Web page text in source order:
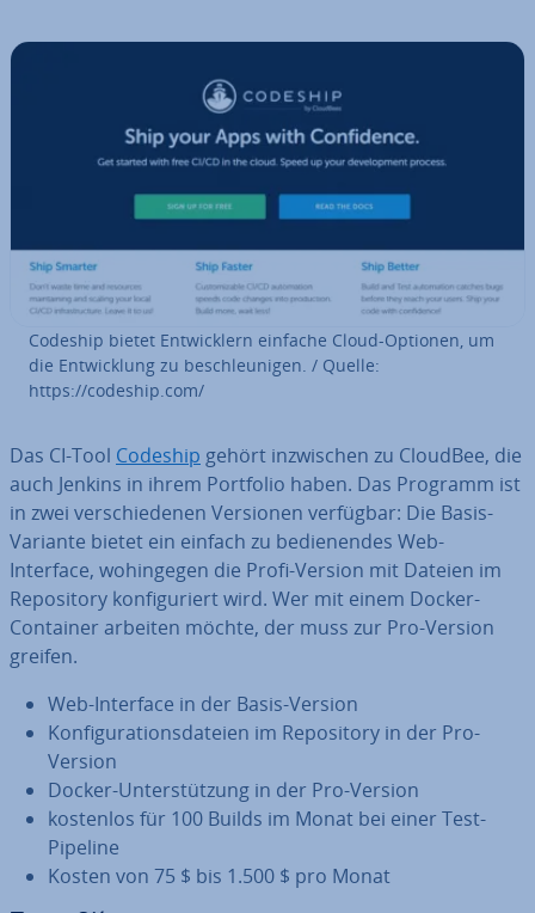
Codeship bietet Ent­wick­lern einfache Cloud-Optionen, um
die Ent­wick­lung zu be­schleu­ni­gen. / Quelle:
https://codeship.com/
Das CI-Tool Codeship gehört in­zwi­schen zu CloudBee, die
auch Jenkins in ihrem Portfolio haben. Das Programm ist
in zwei ver­schie­de­nen Versionen verfügbar: Die Basis-
Variante bietet ein einfach zu be­die­nen­des Web-
Interface, wo­hin­ge­gen die Profi-Version mit Dateien im
Re­po­si­to­ry kon­fi­gu­riert wird. Wer mit einem Docker-
Container arbeiten möchte, der muss zur Pro-Version
greifen.
Web-Interface in der Basis-Version
Kon­fi­gu­ra­ti­ons­da­tei­en im Re­po­si­to­ry in der Pro-
Version
Docker-Un­ter­stüt­zung in der Pro-Version
kostenlos für 100 Builds im Monat bei einer Test-
Pipeline
Kosten von 75 $ bis 1.500 $ pro Monat